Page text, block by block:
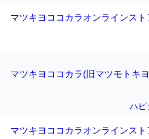
マツキヨココカラオンラインスト
マツキヨココカラ(旧マツモトキ
ハピ
マツキヨココカラオンラインスト